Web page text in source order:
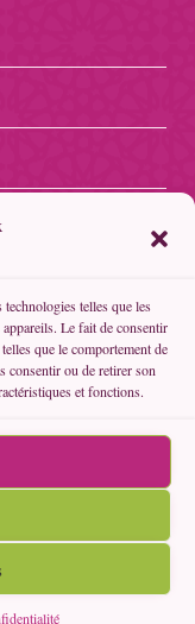
telles que les
Le fait de consentir
que le comportement de
consentir ou de retirer son
et fonctions.